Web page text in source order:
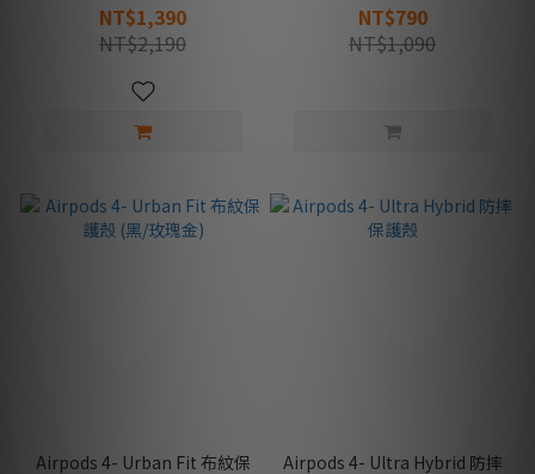
(黑)
NT$1,390
NT$2,190
快貼板)
NT$790
NT$1,090
Airpods 4- Urban Fit 布紋保
Airpods 4- Ultra Hybrid 防摔